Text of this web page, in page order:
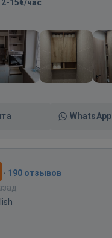
15€/час
WhatsApp
· 190 отзывов